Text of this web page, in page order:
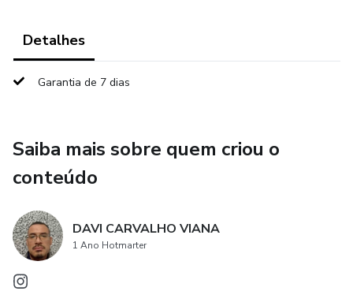
03 – TIPOS DE PAISAGEM
04 - O ESPAÇO GEOGRÁFICO
05 - LOCALIZAÇÃO E ORIENTAÇÃO ESPACIAL
06 - COORDENADAS GEOGRÁFICAS
Detalhes
Garantia de 7 dias
Saiba mais sobre quem criou o
conteúdo
DAVI CARVALHO VIANA
1 Ano Hotmarter